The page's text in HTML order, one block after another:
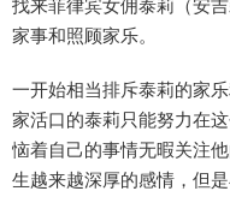
找来菲律宾女佣泰莉（安
家事和照顾家乐。
一开始相当排斥泰莉的家
家活口的泰莉只能努力在
恼着自己的事情无暇关注
生越来越深厚的感情，但